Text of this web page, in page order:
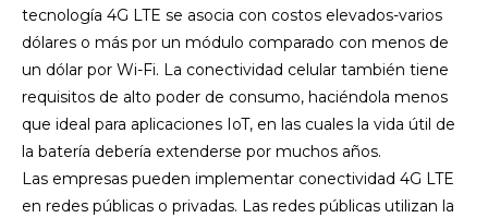
tecnología 4G LTE se asocia con costos elevados-varios
dólares o más por un módulo comparado con menos de
un dólar por Wi-Fi. La conectividad celular también tiene
requisitos de alto poder de consumo, haciéndola menos
que ideal para aplicaciones IoT, en las cuales la vida útil de
la batería debería extenderse por muchos años.
Las empresas pueden implementar conectividad 4G LTE
en redes públicas o privadas. Las redes públicas utilizan la